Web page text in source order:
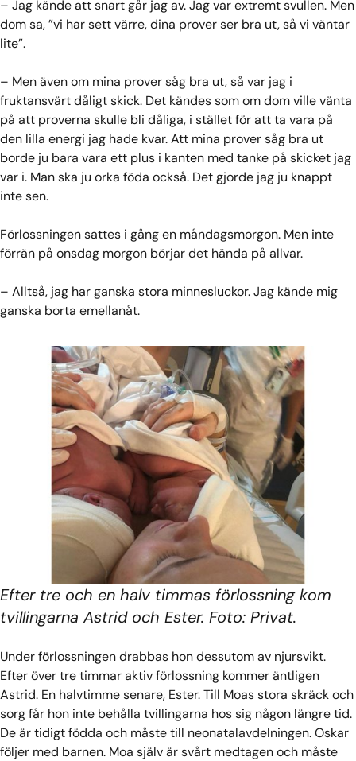
– Jag kände att snart går jag av. Jag var extremt svullen. Men
dom sa, ”vi har sett värre, dina prover ser bra ut, så vi väntar
lite”.
– Men även om mina prover såg bra ut, så var jag i
fruktansvärt dåligt skick. Det kändes som om dom ville vänta
på att proverna skulle bli dåliga, i stället för att ta vara på
den lilla energi jag hade kvar. Att mina prover såg bra ut
borde ju bara vara ett plus i kanten med tanke på skicket jag
var i. Man ska ju orka föda också. Det gjorde jag ju knappt
inte sen.
Förlossningen sattes i gång en måndagsmorgon. Men inte
förrän på onsdag morgon börjar det hända på allvar.
– Alltså, jag har ganska stora minnesluckor. Jag kände mig
ganska borta emellanåt.
Efter tre och en halv timmas förlossning kom
tvillingarna Astrid och Ester. Foto: Privat.
Under förlossningen drabbas hon dessutom av njursvikt.
Efter över tre timmar aktiv förlossning kommer äntligen
Astrid. En halvtimme senare, Ester. Till Moas stora skräck och
sorg får hon inte behålla tvillingarna hos sig någon längre tid.
De är tidigt födda och måste till neonatalavdelningen. Oskar
följer med barnen. Moa själv är svårt medtagen och måste